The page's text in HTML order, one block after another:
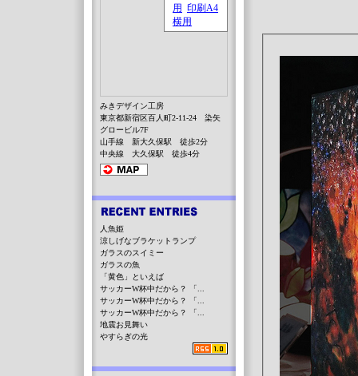
みきデザイン工房
東京都新宿区百人町2-11-24 染矢
グロービル7F
山手線 新大久保駅 徒歩2分
中央線 大久保駅 徒歩4分
人魚姫
涼しげなブラケットランプ
ガラスのスイミー
ガラスの魚
「黄色」といえば
サッカーW杯中だから？ 「...
サッカーW杯中だから？ 「...
サッカーW杯中だから？ 「...
地震お見舞い
やすらぎの光